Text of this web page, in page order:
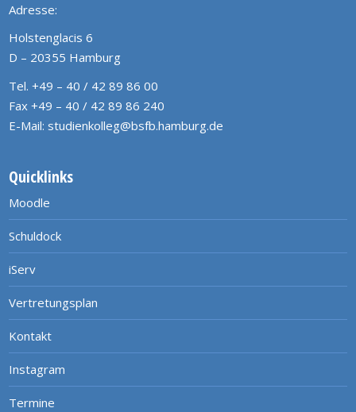
Adresse:
Holstenglacis 6
D – 20355 Hamburg
Tel. +49 – 40 / 42 89 86 00
Fax +49 – 40 / 42 89 86 240
E-Mail: studienkolleg@bsfb.hamburg.de
Quicklinks
Moodle
Schuldock
iServ
Vertretungsplan
Kontakt
Instagram
Termine